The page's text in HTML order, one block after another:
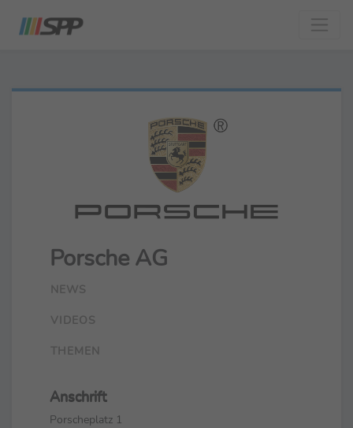
Porsche AG
NEWS
VIDEOS
THEMEN
Anschrift
Porscheplatz 1